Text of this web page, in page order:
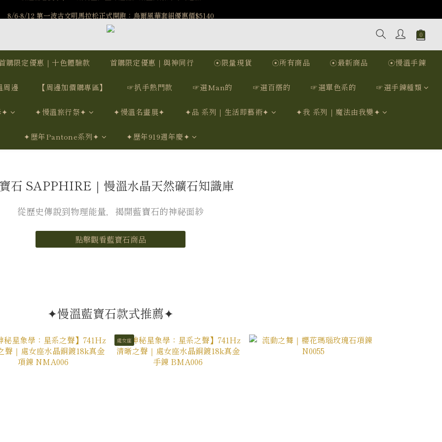
️8/6-8/12 第一波古文明馬拉松正式開跑：烏爾風華套組優惠價$5140
️8/6-8/12 第一波古文明馬拉松正式開跑：烏爾風華套組優惠價$5140
7/15-8/25 神秘星象學系列｜獅子座時區 項鍊 X 戒指 X 手鍊 享福利
️8/6-8/12 第一波古文明馬拉松正式開跑：烏爾風華套組優惠價$5140
購限定優惠｜十色體驗款 首購限定優惠｜與神同行 ☉限量現貨 ☉所有商品 ☉最新商品 ☉慢溫手鍊
邊 【周邊加價購專區】 ☞扒手熱門款 ☞選Man的 ☞選百搭的 ☞選單色系的 ☞選手鍊種類
✦ ✦慢溫旅行祭✦ ✦慢溫名畫展✦ ✦品 系列｜生活即藝術✦ ✦我 系列｜魔法由我變✦
✦歷年Pantone系列✦ ✦歷年919週年慶✦
石 SAPPHIRE｜慢溫水晶天然礦石知識庫
從歷史傳說到物理能量，揭開藍寶石的神祕面紗
點擊觀看藍寶石商品
✦慢溫藍寶石款式推薦✦
處女座